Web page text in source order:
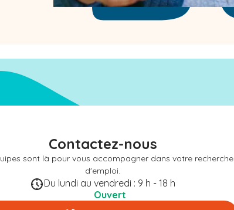
Contactez-nous
sont là pour vous accompagner dans votre recherche
d'emploi.
Du lundi au vendredi : 9 h - 18 h
Ouvert